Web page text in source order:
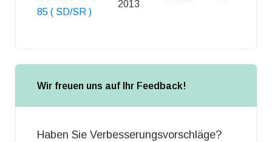
85 ( SD/SR )
2013
Wir freuen uns auf Ihr Feedback!
Haben Sie Verbesserungsvorschläge?